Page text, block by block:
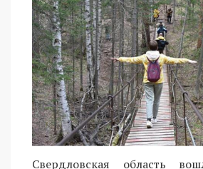
Свердловская область